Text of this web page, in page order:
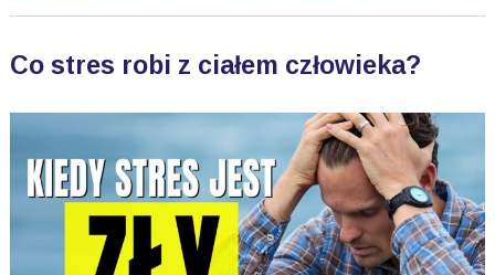
Co stres robi z ciałem człowieka?